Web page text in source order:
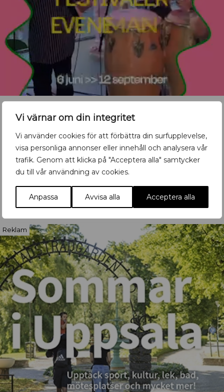
Vi värnar om din integritet
Vi använder cookies för att förbättra din surfupplevelse,
visa personliga annonser eller innehåll och analysera vår
trafik. Genom att klicka på "Acceptera alla" samtycker
du till vår användning av cookies.
Anpassa Avvisa alla Acceptera alla
Vill du synas med ditt
evenemang?
Reklam